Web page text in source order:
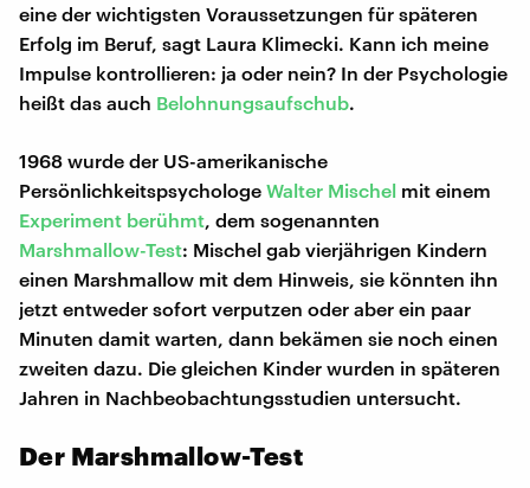
eine der wichtigsten Voraussetzungen für späteren
Erfolg im Beruf, sagt Laura Klimecki. Kann ich meine
Impulse kontrollieren: ja oder nein? In der Psychologie
heißt das auch Belohnungsaufschub.
1968 wurde der US-amerikanische
Persönlichkeitspsychologe Walter Mischel mit einem
Experiment berühmt , dem sogenannten
Marshmallow-Test: Mischel gab vierjährigen Kindern
einen Marshmallow mit dem Hinweis, sie könnten ihn
jetzt entweder sofort verputzen oder aber ein paar
Minuten damit warten, dann bekämen sie noch einen
zweiten dazu. Die gleichen Kinder wurden in späteren
Jahren in Nachbeobachtungsstudien untersucht.
Der Marshmallow-Test